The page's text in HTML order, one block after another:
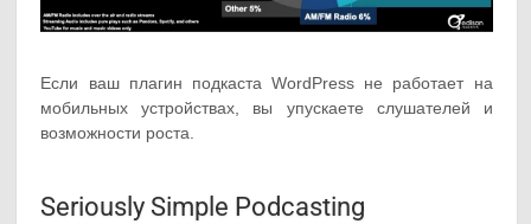
Если ваш плагин подкаста WordPress не работает на
мобильных устройствах, вы упускаете слушателей и
возможности роста.
Seriously Simple Podcasting